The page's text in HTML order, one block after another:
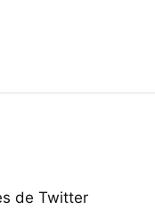
de Twitter